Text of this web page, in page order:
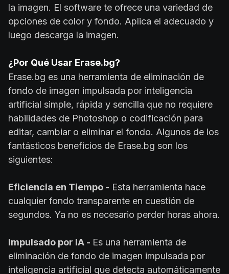
la imagen. El software te ofrece una variedad de
opciones de color y fondo. Aplica el adecuado y
luego descarga la imagen.
¿Por Qué Usar Erase.bg?
Erase.bg es una herramienta de eliminación de
fondo de imagen impulsada por inteligencia
artificial simple, rápida y sencilla que no requiere
habilidades de Photoshop o codificación para
editar, cambiar o eliminar el fondo. Algunos de los
fantásticos beneficios de Erase.bg son los
siguientes:
Eficiencia en Tiempo - Esta herramienta hace
cualquier fondo transparente en cuestión de
segundos. Ya no es necesario perder horas ahora.
Impulsado por IA - Es una herramienta de
eliminación de fondo de imagen impulsada por
inteligencia artificial que detecta automáticamente